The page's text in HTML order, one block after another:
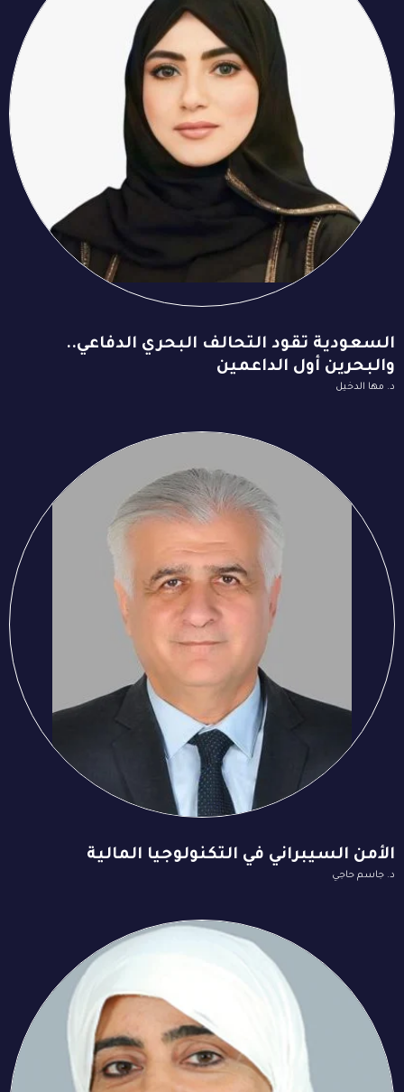
السعودية تقود التحالف البحري الدفاعي..
والبحرين أول الداعمين
د. مها الدخيل
الأمن السيبراني في التكنولوجيا المالية
د. جاسم حاجي